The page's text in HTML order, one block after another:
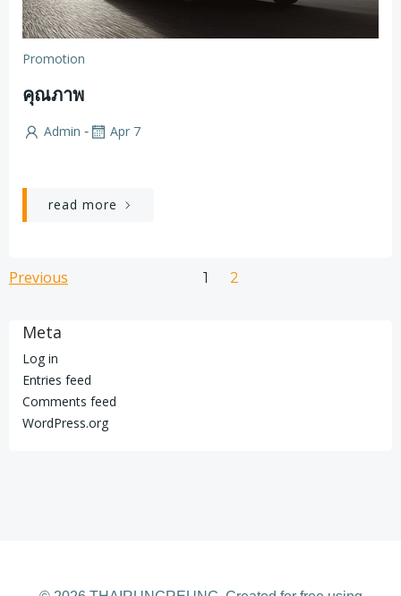
Promotion
คุณภาพ
Admin - Apr 7
read more
Posts
navigation
Previous Page
1 Page
2
Meta
Log in
Entries feed
Comments feed
WordPress.org